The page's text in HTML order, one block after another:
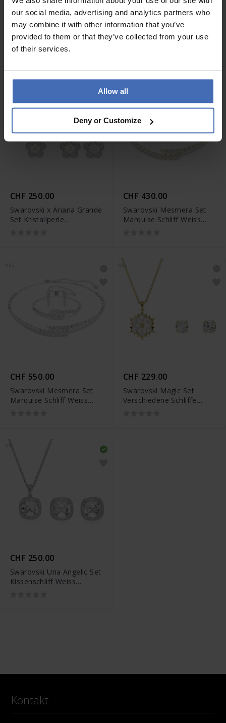
our social media, advertising and analytics partners who
may combine it with other information that you’ve
provided to them or that they’ve collected from your use
of their services.
Allow all
Deny or Customize
CHF 250.00
Swarovski Idyllia Set
Verschiedene Schliffe Herz
mit Pfeil Weiss Roségold
CHF 229.00
Swarovski x Ariana Grande
Set Verschiedene Schliffe
CHF 250.00
Swarovski x Ariana Grande
Set Kristallperle
CHF 430.00
Swarovski Mesmera Set
Marquise Schliff Weiss
CHF 550.00
Swarovski Mesmera Set
Marquise Schliff Weiss
NEU
CHF 229.00
Swarovski Magic Set
Verschiedene Schliffe
CHF 250.00
Swarovski Una Angelic Set
Kissenschliff Weiss
Kontakt